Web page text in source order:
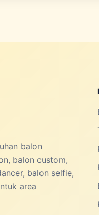
balon
balon custom,
balon selfie,
area